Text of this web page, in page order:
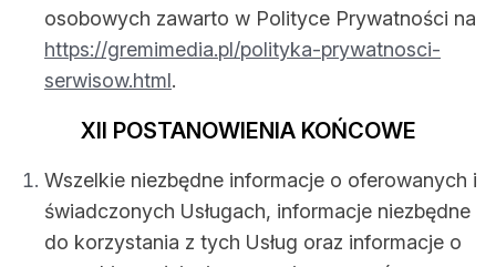
osobowych zawarto w Polityce Prywatności na
https://gremimedia.pl/polityka-prywatnosci-
serwisow.html.
XII POSTANOWIENIA KOŃCOWE
Wszelkie niezbędne informacje o oferowanych i
świadczonych Usługach, informacje niezbędne
do korzystania z tych Usług oraz informacje o